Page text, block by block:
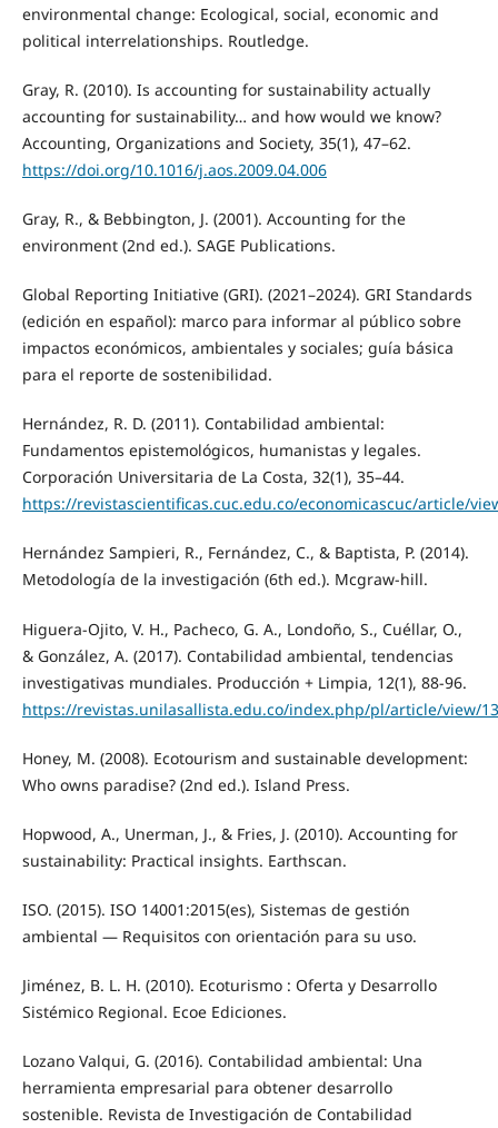
environmental change: Ecological, social, economic and
political interrelationships. Routledge.
Gray, R. (2010). Is accounting for sustainability actually
accounting for sustainability… and how would we know?
Accounting, Organizations and Society, 35(1), 47–62.
https://doi.org/10.1016/j.aos.2009.04.006
Gray, R., & Bebbington, J. (2001). Accounting for the
environment (2nd ed.). SAGE Publications.
Global Reporting Initiative (GRI). (2021–2024). GRI Standards
(edición en español): marco para informar al público sobre
impactos económicos, ambientales y sociales; guía básica
para el reporte de sostenibilidad.
Hernández, R. D. (2011). Contabilidad ambiental:
Fundamentos epistemológicos, humanistas y legales.
Corporación Universitaria de La Costa, 32(1), 35–44.
https://revistascientificas.cuc.edu.co/economicascuc/article/
Hernández Sampieri, R., Fernández, C., & Baptista, P. (2014).
Metodología de la investigación (6th ed.). Mcgraw-hill.
Higuera-Ojito, V. H., Pacheco, G. A., Londoño, S., Cuéllar, O.,
& González, A. (2017). Contabilidad ambiental, tendencias
investigativas mundiales. Producción + Limpia, 12(1), 88-96.
https://revistas.unilasallista.edu.co/index.php/pl/article/view/
Honey, M. (2008). Ecotourism and sustainable development:
Who owns paradise? (2nd ed.). Island Press.
Hopwood, A., Unerman, J., & Fries, J. (2010). Accounting for
sustainability: Practical insights. Earthscan.
ISO. (2015). ISO 14001:2015(es), Sistemas de gestión
ambiental — Requisitos con orientación para su uso.
Jiménez, B. L. H. (2010). Ecoturismo : Oferta y Desarrollo
Sistémico Regional. Ecoe Ediciones.
Lozano Valqui, G. (2016). Contabilidad ambiental: Una
herramienta empresarial para obtener desarrollo
sostenible. Revista de Investigación de Contabilidad